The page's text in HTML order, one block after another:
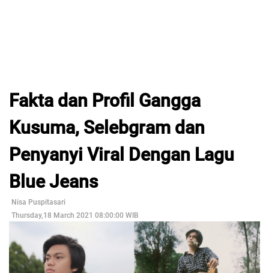
Fakta dan Profil Gangga
Kusuma, Selebgram dan
Penyanyi Viral Dengan Lagu
Blue Jeans
Nisa Puspitasari
Thursday,18 March 2021 08:00:00 WIB